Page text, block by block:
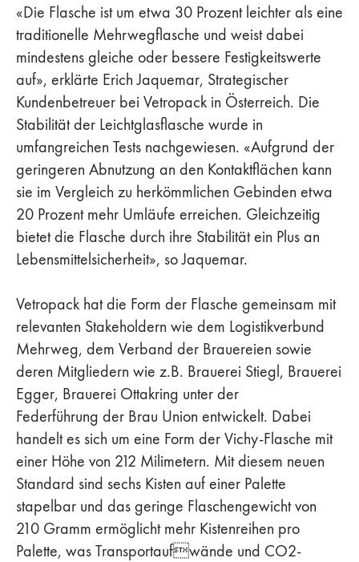
«Die Flasche ist um etwa 30 Prozent leichter als eine
traditionelle Mehrwegflasche und weist dabei
mindestens gleiche oder bessere Festigkeitswerte
auf», erklärte Erich Jaquemar, Strategischer
Kundenbetreuer bei Vetropack in Österreich. Die
Stabilität der Leichtglasflasche wurde in
umfangreichen Tests nachgewiesen. «Aufgrund der
geringeren Abnutzung an den Kontaktflächen kann
sie im Vergleich zu herkömmlichen Gebinden etwa
20 Prozent mehr Umläufe erreichen. Gleichzeitig
bietet die Flasche durch ihre Stabilität ein Plus an
Lebensmittelsicherheit», so Jaquemar.
Vetropack hat die Form der Flasche gemeinsam mit
relevanten Stakeholdern wie dem Logistikverbund
Mehrweg, dem Verband der Brauereien sowie
deren Mitgliedern wie z.B. Brauerei Stiegl, Brauerei
Egger, Brauerei Ottakring unter der
Federführung der Brau Union entwickelt. Dabei
handelt es sich um eine Form der Vichy-Flasche mit
einer Höhe von 212 Milimetern. Mit diesem neuen
Standard sind sechs Kisten auf einer Palette
stapelbar und das geringe Flaschengewicht von
210 Gramm ermöglicht mehr Kistenreihen pro
Palette, was Transportaufwände und CO2-